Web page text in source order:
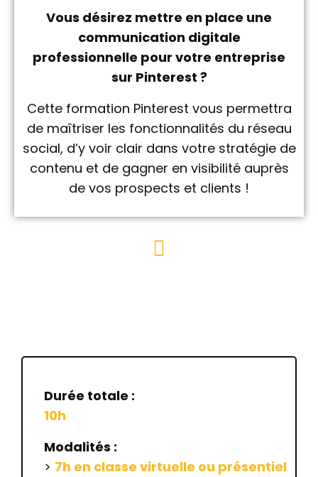
Vous désirez mettre en place une
communication digitale
professionnelle pour votre entreprise
sur Pinterest ?
Cette formation Pinterest vous permettra
de maîtriser les fonctionnalités du réseau
social, d’y voir clair dans votre stratégie de
contenu et de gagner en visibilité auprès
de vos prospects et clients !
Durée totale :
10h
Modalités :
> 7h en classe virtuelle ou présentiel